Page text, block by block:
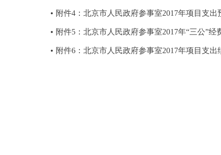
附件4：北京市人民政府参事室2017年项目支出
附件5：北京市人民政府参事室2017年“三公”经
附件6：北京市人民政府参事室2017年项目支出